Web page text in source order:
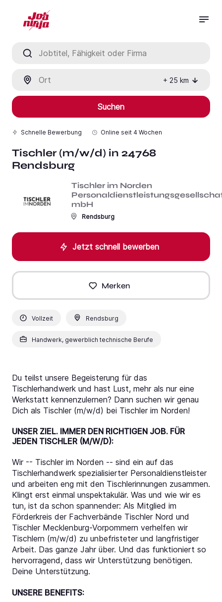
+ 25 km
Suchen
Schnelle Bewerbung Online seit 4 Wochen
Tischler (m/w/d) in 24768
Rendsburg
Tischler im Norden
mbH
Rendsburg
Jetzt schnell bewerben
Merken
Vollzeit Rendsburg
Handwerk, gewerblich technische Berufe
Du teilst unsere Begeisterung für das
Tischlerhandwerk und hast Lust, mehr als nur eine
Werkstatt kennenzulernen? Dann suchen wir genau
Dich als Tischler (m/w/d) bei Tischler im Norden!
UNSER ZIEL. IMMER DEN RICHTIGEN JOB. FÜR
JEDEN TISCHLER (M/W/D):
Wir -- Tischler im Norden -- sind ein auf das
Tischlerhandwerk spezialisierter Personaldienstleister
und arbeiten eng mit den Tischlerinnungen zusammen.
Klingt erst einmal unspektakulär. Was und wie wir es
tun, ist da schon spannender: Als Mitglied im
Förderkreis der Fachverbände Tischler Nord und
Tischler Mecklenburg-Vorpommern verhelfen wir
Tischlern (m/w/d) zu unbefristeter und langfristiger
Arbeit. Das ganze Jahr über. Und das funktioniert so
hervorragend, dass wir Unterstützung benötigen.
Deine Unterstützung.
UNSERE BENEFITS: